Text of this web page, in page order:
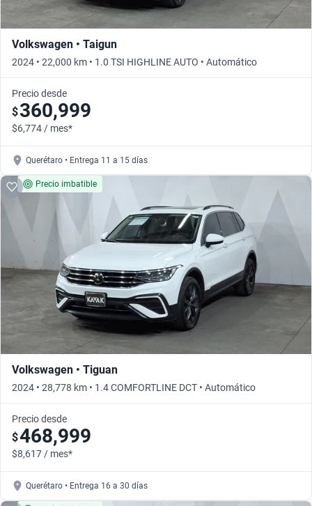
Volkswagen • Taigun
2024 • 22,000 km • 1.0 TSI HIGHLINE AUTO • Automático
Precio desde
$360,999
$6,774 / mes*
Querétaro • Entrega 11 a 15 días
Precio imbatible
Volkswagen • Tiguan
2024 • 28,778 km • 1.4 COMFORTLINE DCT • Automático
Precio desde
$468,999
$8,617 / mes*
Querétaro • Entrega 16 a 30 días